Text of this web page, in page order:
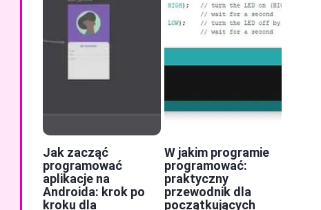
Jak zacząć
programować
aplikacje na
Androida: krok po
kroku dla
W jakim programie
programować:
praktyczny
przewodnik dla
początkujących